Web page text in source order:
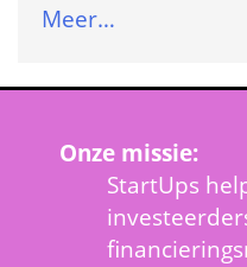
Meer…
Onze missie:
StartUps